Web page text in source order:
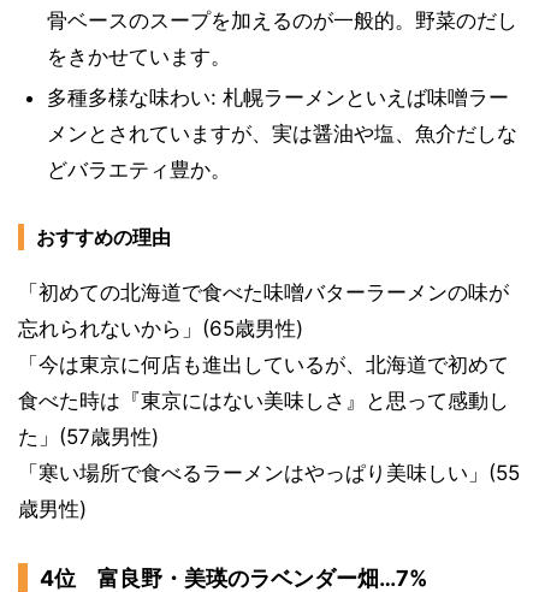
骨ベースのスープを加えるのが一般的。野菜のだし
をきかせています。
多種多様な味わい: 札幌ラーメンといえば味噌ラー
メンとされていますが、実は醤油や塩、魚介だしな
どバラエティ豊か。
おすすめの理由
「初めての北海道で食べた味噌バターラーメンの味が
忘れられないから」(65歳男性)
「今は東京に何店も進出しているが、北海道で初めて
食べた時は『東京にはない美味しさ』と思って感動し
た」(57歳男性)
「寒い場所で食べるラーメンはやっぱり美味しい」(55
歳男性)
4位 富良野・美瑛のラベンダー畑…7%